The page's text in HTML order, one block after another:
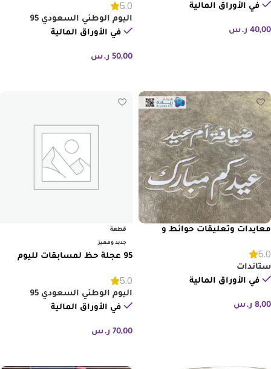
في الأوراق المالية
40,00 ر.س
5.0
اليوم الوطني السعودي 95
في الأوراق المالية
50,00 ر.س
معايدات وتعليقات حوائط و
5.0
ستاندات
في الأوراق المالية
8,00 ر.س
قطعة
جديد ومميز
95 عجلة حظ لمسابقات لليوم
5.0
اليوم الوطني السعودي 95
في الأوراق المالية
70,00 ر.س